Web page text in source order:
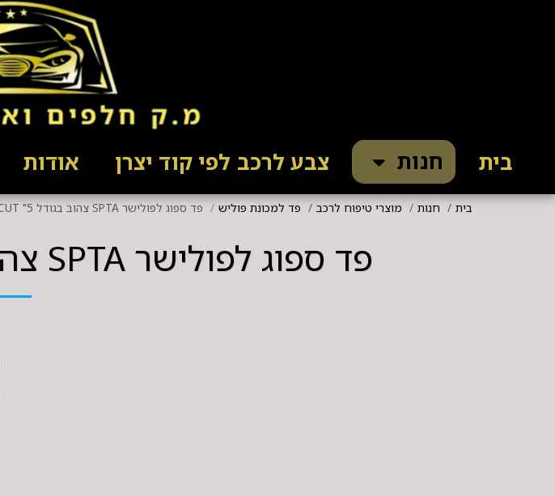
בית חנות צבע לרכב לפי קוד יצרן אודות
בית חנות מוצרי טיפוח לרכב פד למכונת פוליש פד ספוג לפולישר SPTA צהוב בגודל 5" HEAVY CUT
פד ספוג לפולישר SPTA צהוב בגודל 5" HEAVY CUT